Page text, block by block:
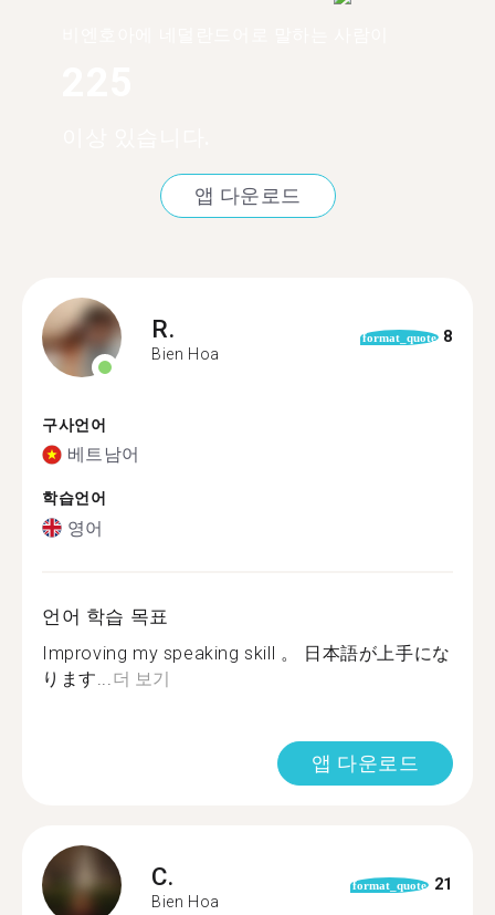
앱 다운로드
R.
Bien Hoa
format_quote 8
구사언어
베트남어
학습언어
영어
언어 학습 목표
Improving my speaking skill 。 日本語が上手にな
ります... 더 보기
앱 다운로드
C.
Bien Hoa
format_quote 21